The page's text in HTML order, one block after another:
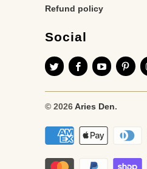
Refund policy
Social
© 2026Aries Den.